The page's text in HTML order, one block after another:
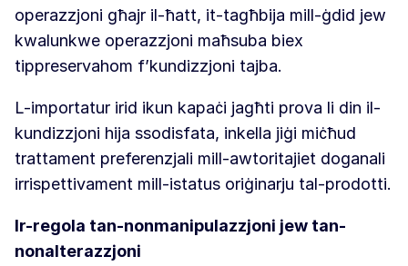
operazzjoni għajr il-ħatt, it-tagħbija mill-ġdid jew
kwalunkwe operazzjoni maħsuba biex
tippreservahom f’kundizzjoni tajba.
L-importatur irid ikun kapaċi jagħti prova li din il-
kundizzjoni hija ssodisfata, inkella jiġi miċħud
trattament preferenzjali mill-awtoritajiet doganali
irrispettivament mill-istatus oriġinarju tal-prodotti.
Ir-regola tan-nonmanipulazzjoni jew tan-
nonalterazzjoni